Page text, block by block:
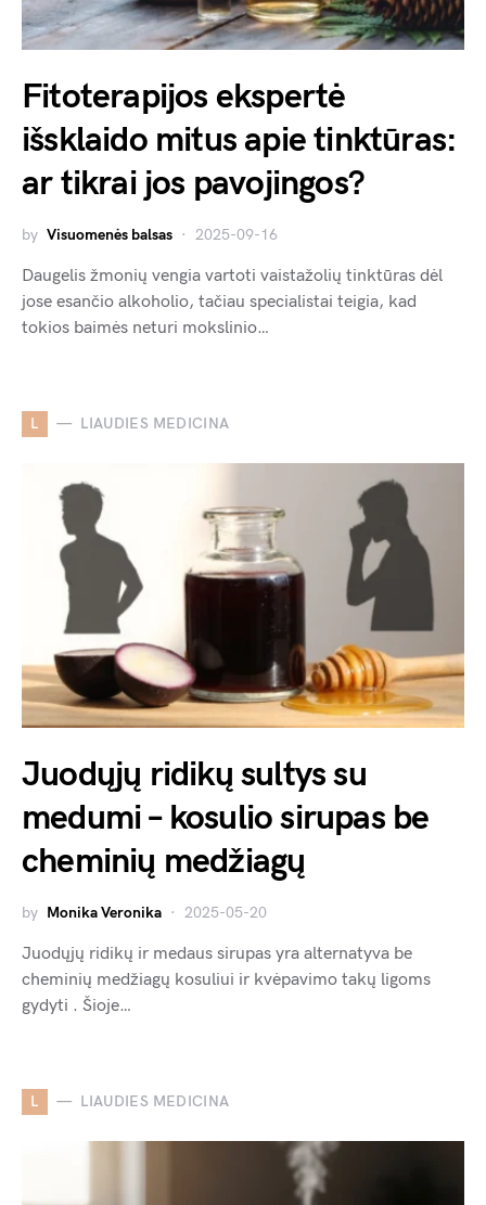
Fitoterapijos ekspertė
išsklaido mitus apie tinktūras:
ar tikrai jos pavojingos?
by Visuomenės balsas 2025-09-16
Daugelis žmonių vengia vartoti vaistažolių tinktūras dėl
jose esančio alkoholio, tačiau specialistai teigia, kad
tokios baimės neturi mokslinio…
L LIAUDIES MEDICINA
Juodųjų ridikų sultys su
medumi – kosulio sirupas be
cheminių medžiagų
by Monika Veronika 2025-05-20
Juodųjų ridikų ir medaus sirupas yra alternatyva be
cheminių medžiagų kosuliui ir kvėpavimo takų ligoms
gydyti . Šioje…
L LIAUDIES MEDICINA